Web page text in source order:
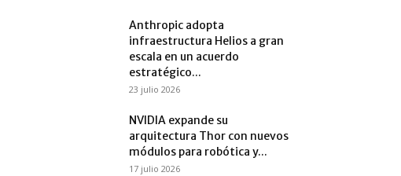
Anthropic adopta
infraestructura Helios a gran
escala en un acuerdo
estratégico...
23 julio 2026
NVIDIA expande su
arquitectura Thor con nuevos
módulos para robótica y...
17 julio 2026